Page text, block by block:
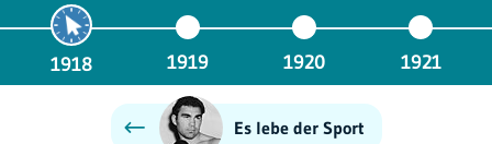
1918 1919 1920 1921
Es lebe der Sport